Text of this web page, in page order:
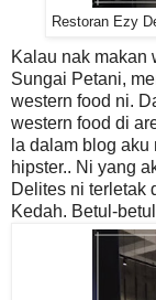
Restoran Ezy
Kalau nak makan
Sungai Petani,
western food ni.
western food di
la dalam blog
hipster.. Ni yang
Delites ni terletak
Kedah. Betul-